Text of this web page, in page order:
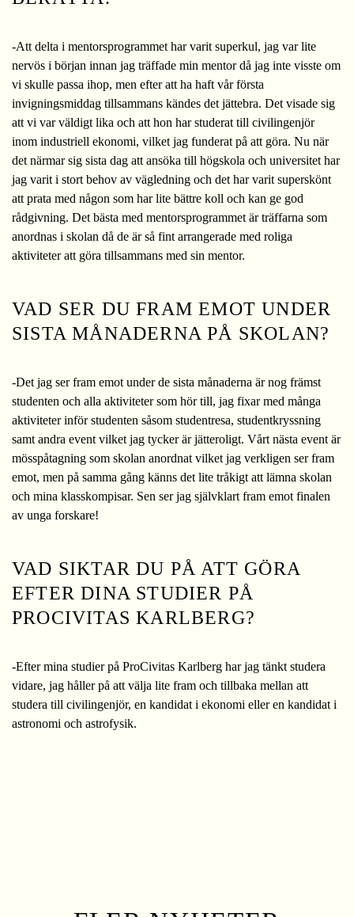
-Att delta i mentorsprogrammet har varit superkul, jag var lite
nervös i början innan jag träffade min mentor då jag inte visste om
vi skulle passa ihop, men efter att ha haft vår första
invigningsmiddag tillsammans kändes det jättebra. Det visade sig
att vi var väldigt lika och att hon har studerat till civilingenjör
inom industriell ekonomi, vilket jag funderat på att göra. Nu när
det närmar sig sista dag att ansöka till högskola och universitet har
jag varit i stort behov av vägledning och det har varit superskönt
att prata med någon som har lite bättre koll och kan ge god
rådgivning. Det bästa med mentorsprogrammet är träffarna som
anordnas i skolan då de är så fint arrangerade med roliga
aktiviteter att göra tillsammans med sin mentor.
VAD SER DU FRAM EMOT UNDER
SISTA MÅNADERNA PÅ SKOLAN?
-Det jag ser fram emot under de sista månaderna är nog främst
studenten och alla aktiviteter som hör till, jag fixar med många
aktiviteter inför studenten såsom studentresa, studentkryssning
samt andra event vilket jag tycker är jätteroligt. Vårt nästa event är
mösspåtagning som skolan anordnat vilket jag verkligen ser fram
emot, men på samma gång känns det lite tråkigt att lämna skolan
och mina klasskompisar. Sen ser jag självklart fram emot finalen
av unga forskare!
VAD SIKTAR DU PÅ ATT GÖRA
EFTER DINA STUDIER PÅ
PROCIVITAS KARLBERG?
-Efter mina studier på ProCivitas Karlberg har jag tänkt studera
vidare, jag håller på att välja lite fram och tillbaka mellan att
studera till civilingenjör, en kandidat i ekonomi eller en kandidat i
astronomi och astrofysik.